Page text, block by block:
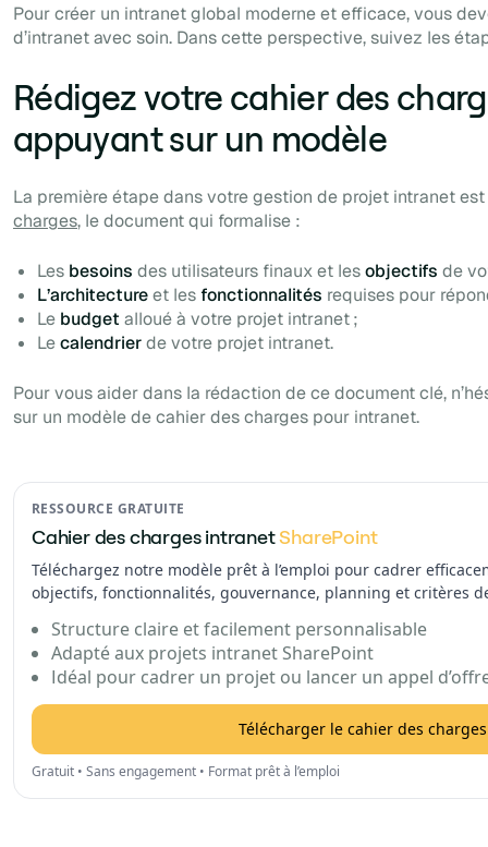
Pour créer un intranet global moderne et efficace, vous
d’intranet avec soin. Dans cette perspective, suivez les
Rédigez votre cahier des
appuyant sur un modèle
La première étape dans votre gestion de projet intranet
charges, le document qui formalise :
Les besoinsdes utilisateurs finaux et lesobjectifsde
L’architectureet lesfonctionnalités requises pour
Le budgetalloué à votre projet intranet ;
Lecalendrierde votre projet intranet.
Pour vous aider dans la rédaction de ce document clé,
sur un modèle de cahier des charges pour intranet.
RESSOURCE GRATUITE
Cahier des charges intranetSharePoint
Téléchargez notre modèle prêt à l’emploi pour cadrer
objectifs, fonctionnalités, gouvernance, planning et critères
Structure claire et facilement personnalisable
Adapté aux projets intranet SharePoint
Idéal pour cadrer un projet ou lancer un appel
Télécharger le cahier des charges
Gratuit • Sans engagement • Format prêt à l’emploi